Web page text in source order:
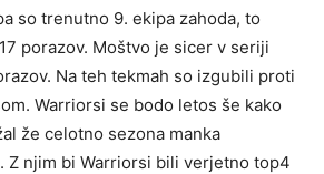
so trenutno 9. ekipa zahoda, to
porazov. Moštvo je sicer v seriji
Na teh tekmah so izgubili proti
Warriorsi se bodo letos še kako
že celotno sezona manka
Z njim bi Warriorsi bili verjetno top4